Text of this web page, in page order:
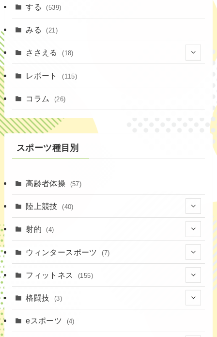
する (539)
みる (21)
ささえる (18)
(4)
(1)
レポート (115)
コラム (26)
スポーツ種目別
高齢者体操 (57)
陸上競技 (40)
(2)
射的 (4)
(4)
ウィンタースポーツ (7)
(7)
フィットネス (155)
(16)
格闘技 (3)
(3)
eスポーツ (4)